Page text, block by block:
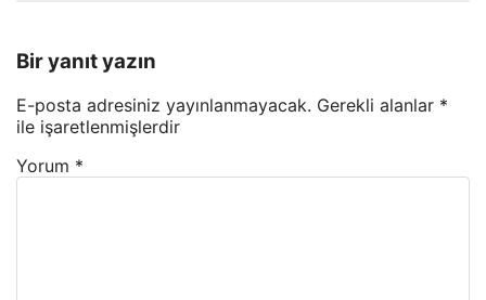
Bir yanıt yazın
E-posta adresiniz yayınlanmayacak. Gerekli alanlar *
ile işaretlenmişlerdir
Yorum *